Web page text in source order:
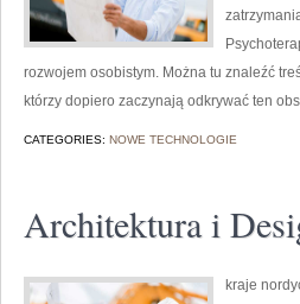
rozwojem osobistym. Można tu znaleźć
którzy dopiero zaczynają odkrywać ten
CATEGORIES: NOWE TECHNOLOGIE
Architektura i
kraje